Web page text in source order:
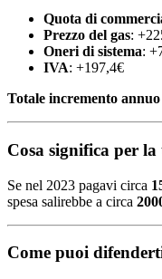
Quota di
Prezzo del gas:
Oneri di sistema:
IVA: +197,4€
Totale incremento annuo
Cosa significa per
Se nel 2023 pagavi circa
spesa salirebbe a circa
Come puoi